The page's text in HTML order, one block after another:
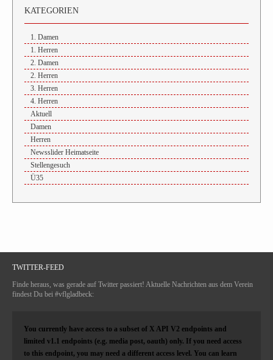
KATEGORIEN
1. Damen
1. Herren
2. Damen
2. Herren
3. Herren
4. Herren
Aktuell
Damen
Herren
Newsslider Heimatseite
Stellengesuch
Ü35
TWITTER-FEED
Finde heraus, was gerade auf Twitter passiert! Aktuelle Nachrichten aus dem Verein
findest Du bei #vflgladbeck:
You currently have access to a subset of X API V2 endpoints and
limited v1.1 endpoints (e.g. media post, oauth) only. If you need access
to this endpoint, you may need a different access level. You can learn